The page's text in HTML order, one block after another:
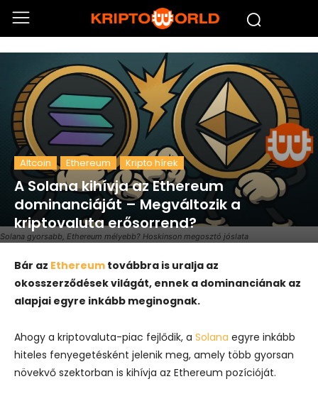
Solana gyorsabb, Ethereum mélyebb? Hoskinson megosztó jóslata
Altcoin Ethereum Kripto hírek
A Solana kihívja az Ethereum
dominanciáját – Megváltozik a
kriptovaluta erősorrend?
Bár az Ethereum továbbra is uralja az
okosszerződések világát, ennek a dominanciának az
alapjai egyre inkább meginognak.
Ahogy a kriptovaluta-piac fejlődik, a Solana egyre inkább
hiteles fenyegetésként jelenik meg, amely több gyorsan
növekvő szektorban is kihívja az Ethereum pozícióját.